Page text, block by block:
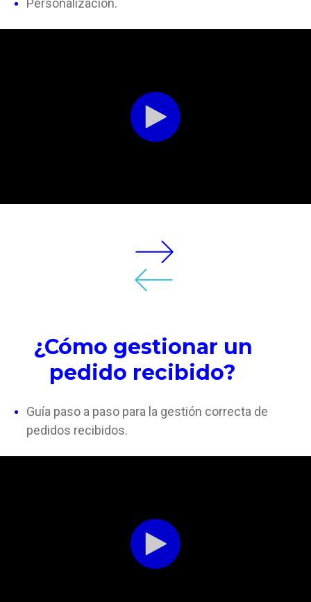
Personalización.
¿Cómo gestionar un
pedido recibido?
Guía paso a paso para la gestión correcta de
pedidos recibidos.